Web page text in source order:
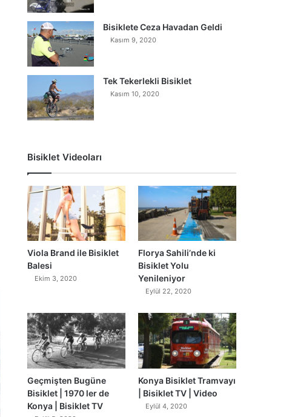
Bisiklete Ceza Havadan Geldi
Kasım 9, 2020
Tek Tekerlekli Bisiklet
Kasım 10, 2020
Bisiklet Videoları
Viola Brand ile Bisiklet
Balesi
Ekim 3, 2020
Florya Sahili’nde ki
Bisiklet Yolu
Yenileniyor
Eylül 22, 2020
Geçmişten Bugüne
Bisiklet | 1970 ler de
Konya | Bisiklet TV
Konya Bisiklet Tramvayı
| Bisiklet TV | Video
Eylül 4, 2020